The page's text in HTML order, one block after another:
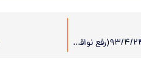
بخشنامه۵۶۹۷/۹۳/۲۰۰ مورخ ۹۳/۴/۲۴(رفع نواقص و موانع احتمالی طرح تکریم ارباب رجوع)